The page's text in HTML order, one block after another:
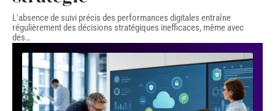
L'absence de suivi précis des performances digitales entraîne
régulièrement des décisions stratégiques inefficaces, même avec
des…